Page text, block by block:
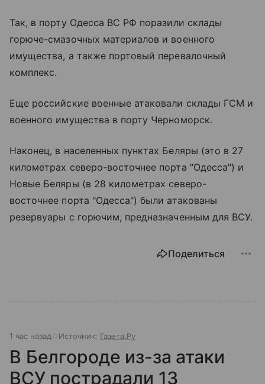
Так, в порту Одесса ВС РФ поразили склады
горюче-смазочных материалов и военного
имущества, а также портовый перевалочный
комплекс.
Еще российские военные атаковали склады ГСМ и
военного имущества в порту Черноморск.
Наконец, в населенных пунктах Беляры (это в 27
километрах северо-восточнее порта "Одесса") и
Новые Беляры (в 28 километрах северо-
восточнее порта "Одесса") были атакованы
резервуары с горючим, предназначенным для ВСУ.
Поделиться
1 час назад Источник: Газета.Ру
В Белгороде из-за атаки
ВСУ пострадали 13